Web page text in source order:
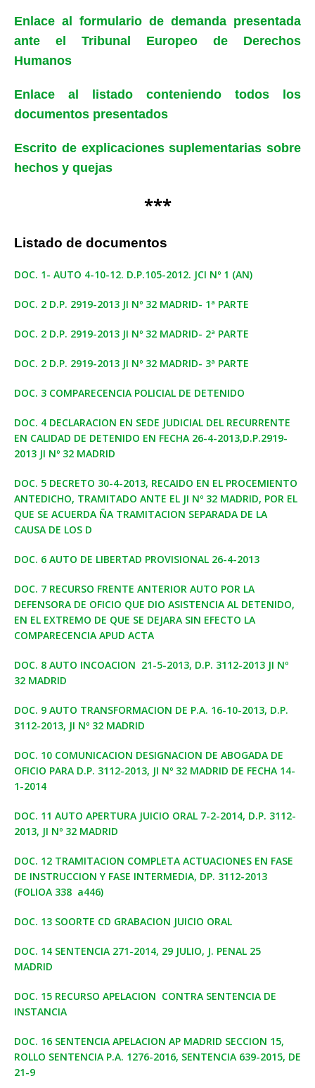
Enlace al formulario de demanda presentada
ante el Tribunal Europeo de Derechos
Humanos
Enlace al listado conteniendo todos los
documentos presentados
Escrito de explicaciones suplementarias sobre
hechos y quejas
***
Listado de documentos
DOC. 1- AUTO 4-10-12. D.P.105-2012. JCI Nº 1 (AN)
DOC. 2 D.P. 2919-2013 JI Nº 32 MADRID- 1ª PARTE
DOC. 2 D.P. 2919-2013 JI Nº 32 MADRID- 2ª PARTE
DOC. 2 D.P. 2919-2013 JI Nº 32 MADRID- 3ª PARTE
DOC. 3 COMPARECENCIA POLICIAL DE DETENIDO
DOC. 4 DECLARACION EN SEDE JUDICIAL DEL RECURRENTE
EN CALIDAD DE DETENIDO EN FECHA 26-4-2013,D.P.2919-
2013 JI Nº 32 MADRID
DOC. 5 DECRETO 30-4-2013, RECAIDO EN EL PROCEMIENTO
ANTEDICHO, TRAMITADO ANTE EL JI Nº 32 MADRID, POR EL
QUE SE ACUERDA ÑA TRAMITACION SEPARADA DE LA
CAUSA DE LOS D
DOC. 6 AUTO DE LIBERTAD PROVISIONAL 26-4-2013
DOC. 7 RECURSO FRENTE ANTERIOR AUTO POR LA
DEFENSORA DE OFICIO QUE DIO ASISTENCIA AL DETENIDO,
EN EL EXTREMO DE QUE SE DEJARA SIN EFECTO LA
COMPARECENCIA APUD ACTA
DOC. 8 AUTO INCOACION 21-5-2013, D.P. 3112-2013 JI Nº
32 MADRID
DOC. 9 AUTO TRANSFORMACION DE P.A. 16-10-2013, D.P.
3112-2013, JI Nº 32 MADRID
DOC. 10 COMUNICACION DESIGNACION DE ABOGADA DE
OFICIO PARA D.P. 3112-2013, JI Nº 32 MADRID DE FECHA 14-
1-2014
DOC. 11 AUTO APERTURA JUICIO ORAL 7-2-2014, D.P. 3112-
2013, JI Nº 32 MADRID
DOC. 12 TRAMITACION COMPLETA ACTUACIONES EN FASE
DE INSTRUCCION Y FASE INTERMEDIA, DP. 3112-2013
(FOLIOA 338 a446)
DOC. 13 SOORTE CD GRABACION JUICIO ORAL
DOC. 14 SENTENCIA 271-2014, 29 JULIO, J. PENAL 25
MADRID
DOC. 15 RECURSO APELACION CONTRA SENTENCIA DE
INSTANCIA
DOC. 16 SENTENCIA APELACION AP MADRID SECCION 15,
ROLLO SENTENCIA P.A. 1276-2016, SENTENCIA 639-2015, DE
21-9